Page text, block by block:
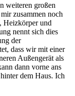
weiteren großen
zusammen noch
Heizkörper und
nennt sich dies
der
dass wir mit einer
Außengerät als
dann vorne ans
dem Haus. Ich